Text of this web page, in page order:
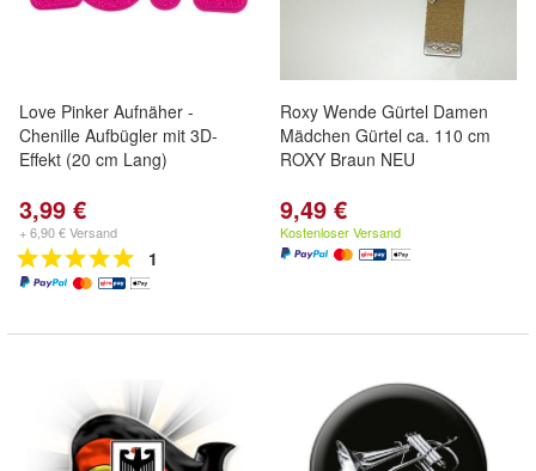
Love Pinker Aufnäher -
Chenille Aufbügler mit 3D-
Effekt (20 cm Lang)
3,99 €
+ 6,90 € Versand
1
Roxy Wende Gürtel Damen
Mädchen Gürtel ca. 110 cm
ROXY Braun NEU
9,49 €
Kostenloser Versand